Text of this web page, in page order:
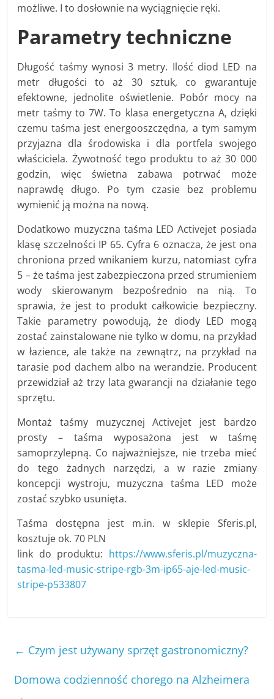
możliwe. I to dosłownie na wyciągnięcie ręki.
Parametry techniczne
Długość taśmy wynosi 3 metry. Ilość diod LED na
metr długości to aż 30 sztuk, co gwarantuje
efektowne, jednolite oświetlenie. Pobór mocy na
metr taśmy to 7W. To klasa energetyczna A, dzięki
czemu taśma jest energooszczędna, a tym samym
przyjazna dla środowiska i dla portfela swojego
właściciela. Żywotność tego produktu to aż 30 000
godzin, więc świetna zabawa potrwać może
naprawdę długo. Po tym czasie bez problemu
wymienić ją można na nową.
Dodatkowo muzyczna taśma LED Activejet posiada
klasę szczelności IP 65. Cyfra 6 oznacza, że jest ona
chroniona przed wnikaniem kurzu, natomiast cyfra
5 – że taśma jest zabezpieczona przed strumieniem
wody skierowanym bezpośrednio na nią. To
sprawia, że jest to produkt całkowicie bezpieczny.
Takie parametry powodują, że diody LED mogą
zostać zainstalowane nie tylko w domu, na przykład
w łazience, ale także na zewnątrz, na przykład na
tarasie pod dachem albo na werandzie. Producent
przewidział aż trzy lata gwarancji na działanie tego
sprzętu.
Montaż taśmy muzycznej Activejet jest bardzo
prosty – taśma wyposażona jest w taśmę
samoprzylepną. Co najważniejsze, nie trzeba mieć
do tego żadnych narzędzi, a w razie zmiany
koncepcji wystroju, muzyczna taśma LED może
zostać szybko usunięta.
Taśma dostępna jest m.in. w sklepie Sferis.pl,
kosztuje ok. 70 PLN
link do produktu: https://www.sferis.pl/muzyczna-
tasma-led-music-stripe-rgb-3m-ip65-aje-led-music-
stripe-p533807
← Czym jest używany sprzęt gastronomiczny?
Domowa codzienność chorego na Alzheimera